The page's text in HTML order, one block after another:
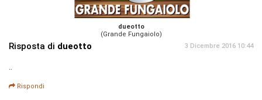
dueotto
(Grande Fungaiolo)
Risposta di dueotto 3 Dicembre 2016 10:44
..
Rispondi